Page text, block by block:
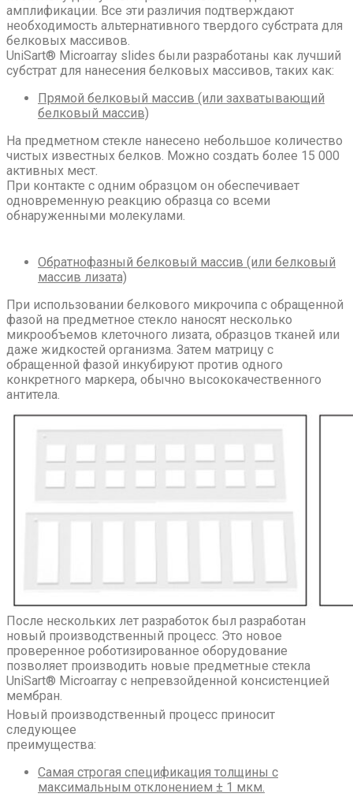
амплификации. Все эти различия подтверждают
необходимость альтернативного твердого субстрата для
белковых массивов.
UniSart® Microarray slides были разработаны как лучший
субстрат для нанесения белковых массивов, таких как:
Прямой белковый массив (или захватывающий
белковый массив)
На предметном стекле нанесено небольшое количество
чистых известных белков. Можно создать более 15 000
активных мест.
При контакте с одним образцом он обеспечивает
одновременную реакцию образца со всеми
обнаруженными молекулами.
Обратнофазный белковый массив (или белковый
массив лизата)
При использовании белкового микрочипа с обращенной
фазой на предметное стекло наносят несколько
микрообъемов клеточного лизата, образцов тканей или
даже жидкостей организма. Затем матрицу с
обращенной фазой инкубируют против одного
конкретного маркера, обычно высококачественного
антитела.
После нескольких лет разработок был разработан
новый производственный процесс. Это новое
проверенное роботизированное оборудование
позволяет производить новые предметные стекла
UniSart® Microarray с непревзойденной консистенцией
мембран.
Новый производственный процесс приносит
следующее
преимущества:
Самая строгая спецификация толщины с
максимальным отклонением ± 1 мкм.